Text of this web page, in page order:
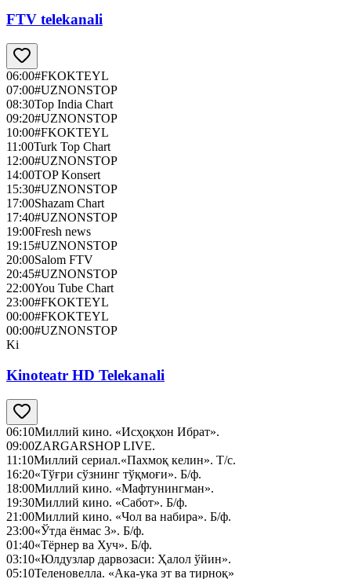
FTV telekanali
06:00#FKOKTEYL
07:00#UZNONSTOP
08:30Top India Chart
09:20#UZNONSTOP
10:00#FKOKTEYL
11:00Turk Top Chart
12:00#UZNONSTOP
14:00TOP Konsert
15:30#UZNONSTOP
17:00Shazam Chart
17:40#UZNONSTOP
19:00Fresh news
19:15#UZNONSTOP
20:00Salom FTV
20:45#UZNONSTOP
22:00You Tube Chart
23:00#FKOKTEYL
00:00#FKOKTEYL
00:00#UZNONSTOP
Ki
Kinoteatr HD Telekanali
06:10Миллий кино. «Исҳоқхон Ибрат».
09:00ZARGARSHOP LIVE.
11:10Миллий сериал.«Пахмоқ келин». Т/с.
16:20«Тўғри сўзнинг тўқмоғи». Б/ф.
18:00Миллий кино. «Мафтунингман».
19:30Миллий кино. «Сабот». Б/ф.
21:00Миллий кино. «Чол ва набира». Б/ф.
23:00«Ўтда ёнмас 3». Б/ф.
01:40«Тёрнер ва Хуч». Б/ф.
03:10«Юлдузлар дарвозаси: Ҳалол ўйин».
05:10Теленовелла. «Ака-ука эт ва тирноқ»